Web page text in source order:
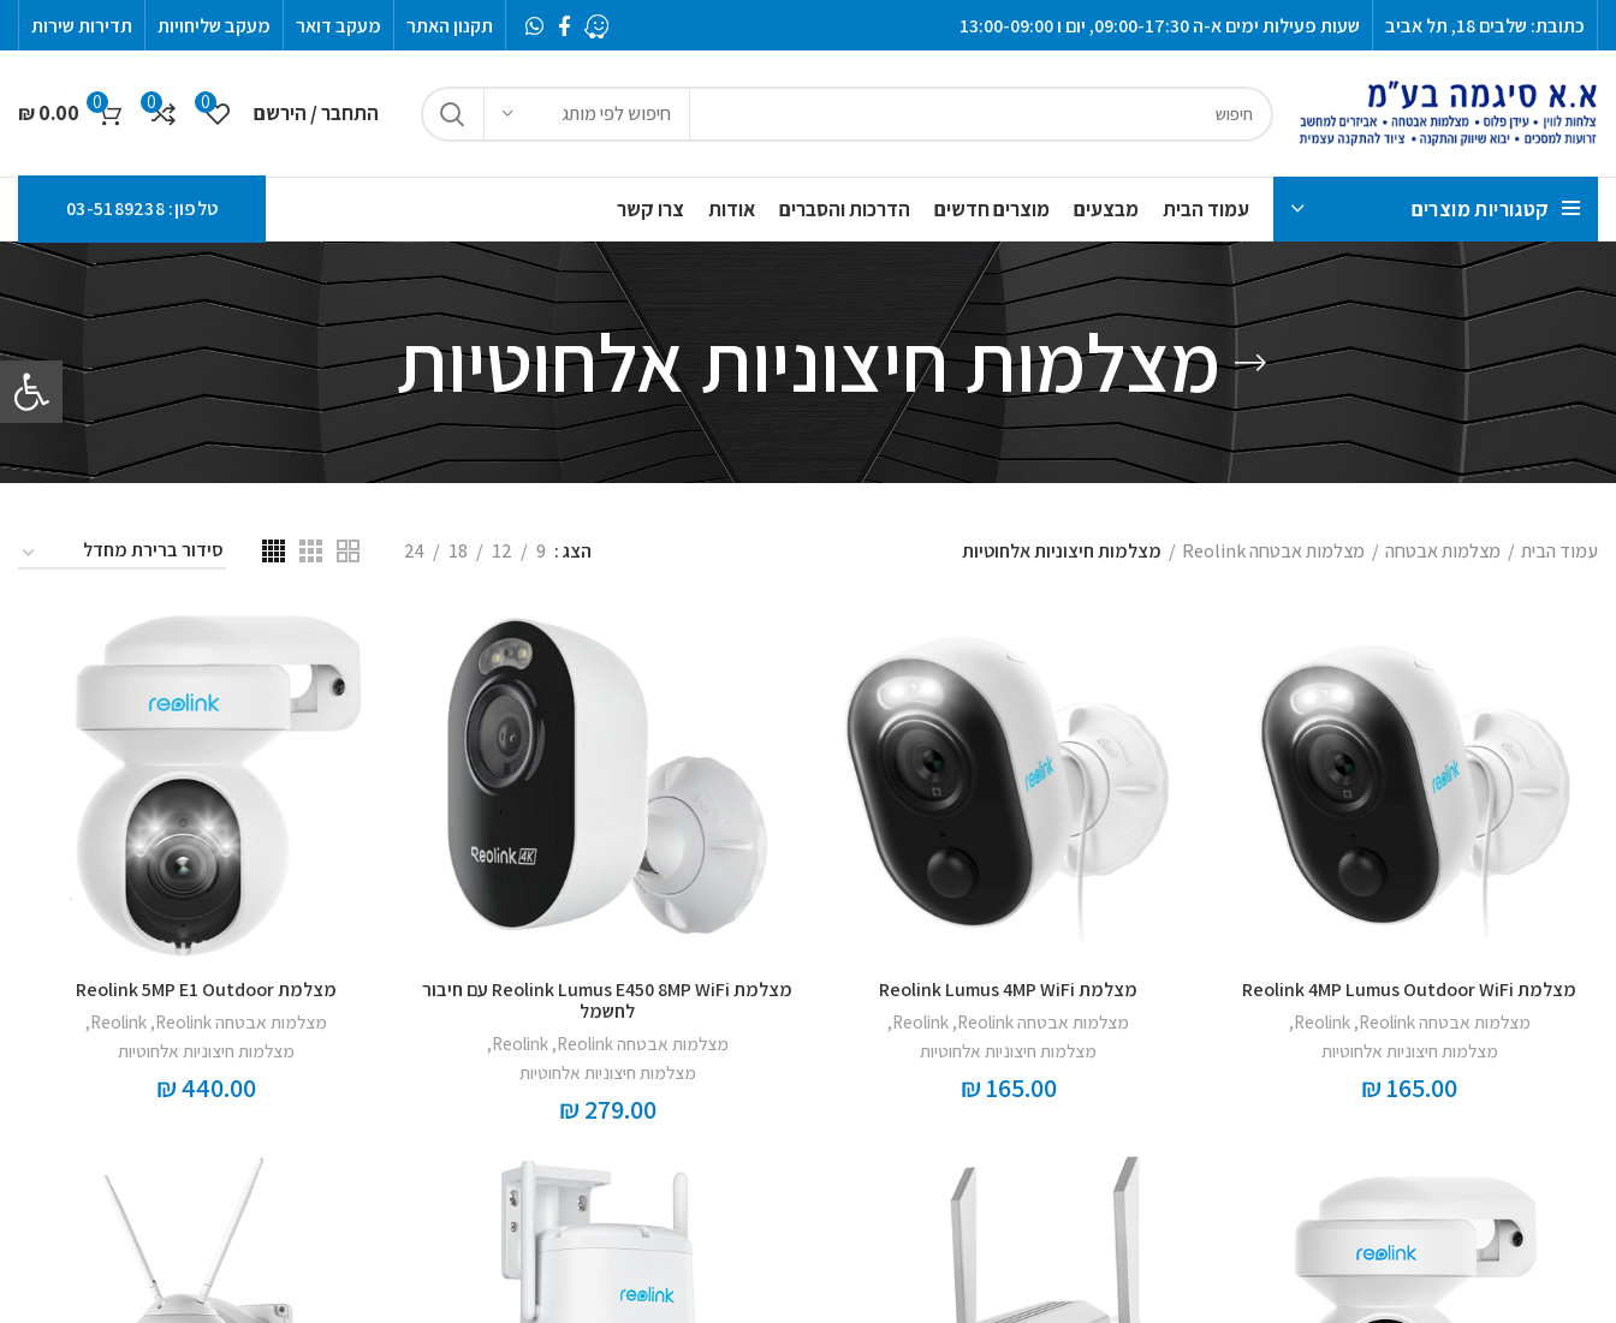
פתח
כתובת: שלבים 18, תל אביב שעות פעילות ימים א-ה 09:00-17:30, יום ו 13:00-09:00 תקנון האתר מעקב דואר מעקב שליחויות תדירות שירות
חיפוש לפי מותג התחבר / הירשם 0
0
0
₪0.00
קטגוריות מוצרים עמוד הבית מבצעים מוצרים חדשים הדרכות והסברים אודות צרו קשר טלפון: 03-5189238
מצלמות חיצוניות אלחוטיות
עמוד הבית מצלמות אבטחה מצלמות אבטחה Reolink מצלמות חיצוניות אלחוטיות הצג 9
12
18
24
מצלמת Reolink 4MP Lumus Outdoor WiFi
מצלמות אבטחה Reolink ,
Reolink
,
מצלמות חיצוניות אלחוטיות
₪ 165.00
מצלמת Reolink Lumus 4MP WiFi
מצלמות אבטחה Reolink ,
Reolink
,
מצלמות חיצוניות אלחוטיות
₪ 165.00
מצלמת Reolink Lumus E450 8MP WiFi עם חיבור
לחשמל
מצלמות אבטחה Reolink ,
Reolink
,
מצלמות חיצוניות אלחוטיות
₪ 279.00
מצלמת Reolink 5MP E1 Outdoor
מצלמות אבטחה Reolink ,
Reolink
,
מצלמות חיצוניות אלחוטיות
₪440.00